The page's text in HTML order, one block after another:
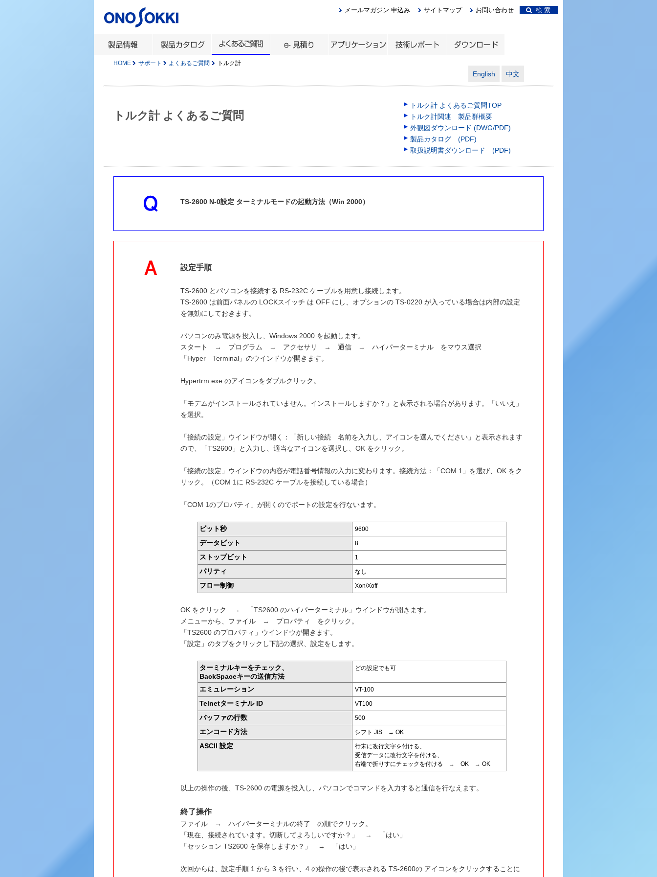
検 索
メールマガジン 申込み サイトマップ お問い合わせ
HOME サポート よくあるご質問 トルク計
English 中文
トルク計 よくあるご質問
トルク計 よくあるご質問TOP
トルク計関連 製品群概要
外観図ダウンロード (DWG/PDF)
製品カタログ (PDF)
取扱説明書ダウンロード (PDF)
TS-2600 N-0設定 ターミナルモードの起動方法（Win 2000）
設定手順
TS-2600 とパソコンを接続する RS-232C ケーブルを用意し接続します。
TS-2600 は前面パネルの LOCKスイッチ は OFF にし、オプションの TS-0220 が入っている場合は内部の設定
を無効にしておきます。
パソコンのみ電源を投入し、Windows 2000 を起動します。
スタート → プログラム → アクセサリ → 通信 → ハイパーターミナル をマウス選択
「Hyper Terminal」のウインドウが開きます。
Hypertrm.exe のアイコンをダブルクリック。
「モデムがインストールされていません。インストールしますか？」と表示される場合があります。「いいえ」
を選択。
「接続の設定」ウインドウが開く：「新しい接続 名前を入力し、アイコンを選んでください」と表示されます
ので、「TS2600」と入力し、適当なアイコンを選択し、OK をクリック。
「接続の設定」ウインドウの内容が電話番号情報の入力に変わります。接続方法：「COM 1」を選び、OK をク
リック。（COM 1に RS-232C ケーブルを接続している場合）
「COM 1のプロパティ」が開くのでポートの設定を行ないます。
ビット秒 9600
データビット 8
ストップビット 1
パリティ なし
フロー制御 Xon/Xoff
OK をクリック → 「TS2600 のハイパーターミナル」ウインドウが開きます。
メニューから、ファイル → プロパティ をクリック。
「TS2600 のプロパティ」ウインドウが開きます。
「設定」のタブをクリックし下記の選択、設定をします。
ターミナルキーをチェック、
BackSpaceキーの送信方法
どの設定でも可
エミュレーション VT-100
Telnetターミナル ID VT100
バッファの行数 500
エンコード方法 シフト JIS → OK
ASCII 設定
行末に改行文字を付ける、
受信データに改行文字を付ける、
右端で折りすにチェックを付ける → OK → OK
以上の操作の後、TS-2600 の電源を投入し、パソコンでコマンドを入力すると通信を行なえます。
終了操作
ファイル → ハイパーターミナルの終了 の順でクリック。
「現在、接続されています。切断してよろしいですか？」 → 「はい」
「セッション TS2600 を保存しますか？」 → 「はい」
次回からは、設定手順 1 から 3 を行い、4 の操作の後で表示される TS-2600の アイコンをクリックすることに